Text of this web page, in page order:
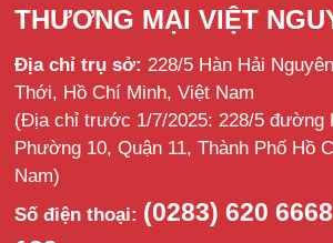
THƯƠNG MẠI VIỆT
Địa chỉ trụ sở: 228/5 Hàn Hải
Thới, Hồ Chí Minh, Việt Nam
(Địa chỉ trước 1/7/2025: 228/5 đường
Phường 10, Quận 11, Thành Phố Hồ
Nam)
Số điện thoại: (0283) 620